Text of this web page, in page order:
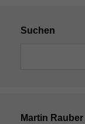
Suchen
Martin Rauber